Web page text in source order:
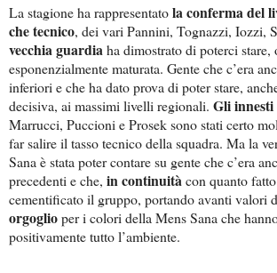
La stagione ha rappresentatola conferma del
che tecnico, dei vari Pannini, Tognazzi, Iozzi,
vecchia guardia ha dimostrato di poterci stare,
esponenzialmente maturata. Gente che c’era
inferiori e che ha dato prova di poter stare,
decisiva, ai massimi livelli regionali. Gli innesti
Marrucci, Puccioni e Prosek sono stati certo
far salire il tasso tecnico della squadra. Ma la
Sana è stata poter contare su gente che c’era
precedenti e che, in continuità con quanto
cementificato il gruppo, portando avanti valori
orgoglioper i colori della Mens Sana che
positivamente tutto l’ambiente.